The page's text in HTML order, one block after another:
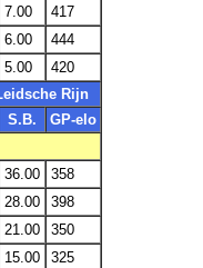
7.00
417
6.00
444
5.00
420
Rijn
S.B.
GP-elo
36.00
358
28.00
398
21.00
350
15.00
325